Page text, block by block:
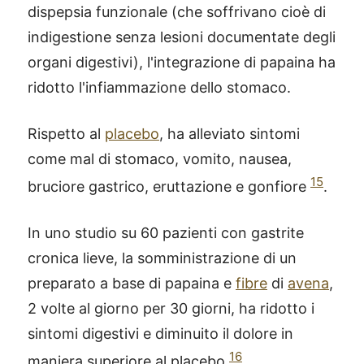
dispepsia funzionale (che soffrivano cioè di
indigestione senza lesioni documentate degli
organi digestivi), l'integrazione di papaina ha
ridotto l'infiammazione dello stomaco.
Rispetto al placebo, ha alleviato sintomi
come mal di stomaco, vomito, nausea,
bruciore gastrico, eruttazione e gonfiore 15.
In uno studio su 60 pazienti con gastrite
cronica lieve, la somministrazione di un
preparato a base di papaina e fibre di avena,
2 volte al giorno per 30 giorni, ha ridotto i
sintomi digestivi e diminuito il dolore in
16